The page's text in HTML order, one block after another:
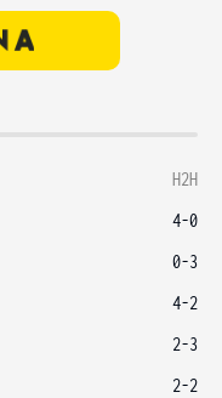
H2H
4-0
0-3
4-2
2-3
2-2